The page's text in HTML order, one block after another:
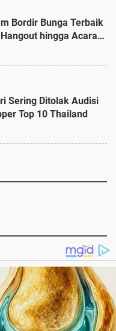
Bordir Bunga Terbaik
hingga Acara
Sering Ditolak Audisi
Top 10 Thailand